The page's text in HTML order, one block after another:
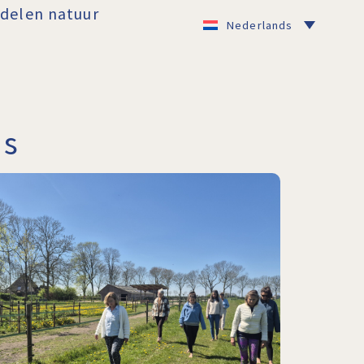
natuur
Nederlands